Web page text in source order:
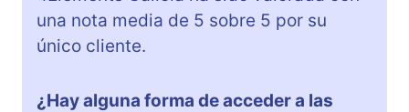
una nota media de 5 sobre 5 por su
único cliente.
¿Hay alguna forma de acceder a las